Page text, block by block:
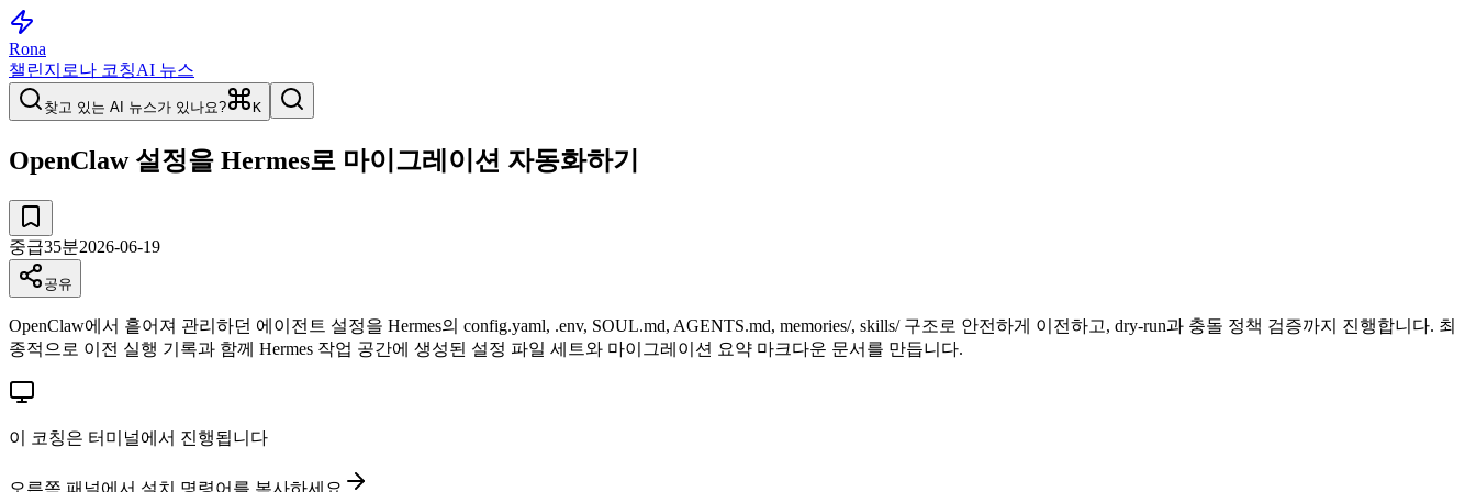
Rona
챌린지 로나 코칭AI 뉴스
찾고 있는 AI 뉴스가 있나요? K
OpenClaw 설정을 Hermes로 마이그레이션 자동화하기
중급35분2026-06-19
공유
OpenClaw에서 흩어져 관리하던 에이전트 설정을 Hermes의 config.yaml, .env, SOUL.md, AGENTS.md, memories/, skills/ 구조로 안전하게 이전하고, dry-run과 충돌 정책 검증까지 진행합니다. 최
종적으로 이전 실행 기록과 함께 Hermes 작업 공간에 생성된 설정 파일 세트와 마이그레이션 요약 마크다운 문서를 만듭니다.
이 코칭은 터미널에서 진행됩니다
오른쪽 패널에서 설치 명령어를 복사하세요